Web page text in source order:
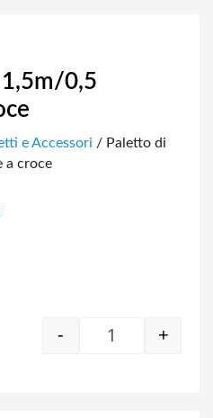
0,5
e Accessori / Paletto di
a croce
Quantity
- +